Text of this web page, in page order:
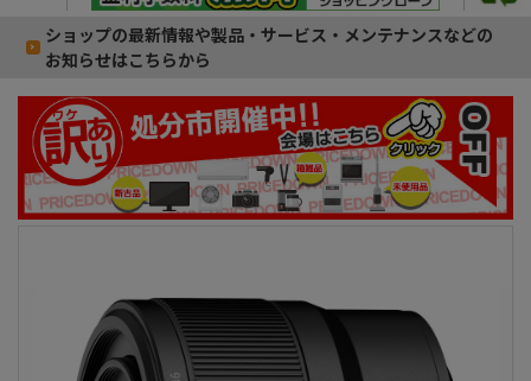
ショップの最新情報や製品・サービス・メンテナンスなどの
お知らせはこちらから